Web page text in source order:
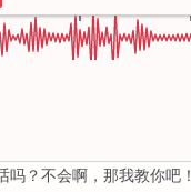
吗？不会啊，那我教你吧！